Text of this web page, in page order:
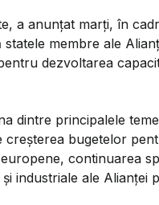
a anunțat marți, în
membre ale
dezvoltarea
dintre principalele
creșterea bugetelor
continuarea
industriale ale Alianței